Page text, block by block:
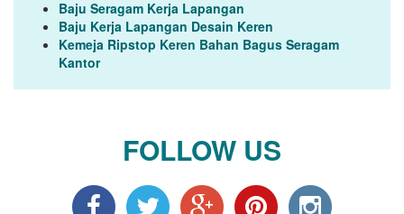
Baju Seragam Kerja Lapangan
Baju Kerja Lapangan Desain Keren
Kemeja Ripstop Keren Bahan Bagus Seragam
Kantor
FOLLOW US